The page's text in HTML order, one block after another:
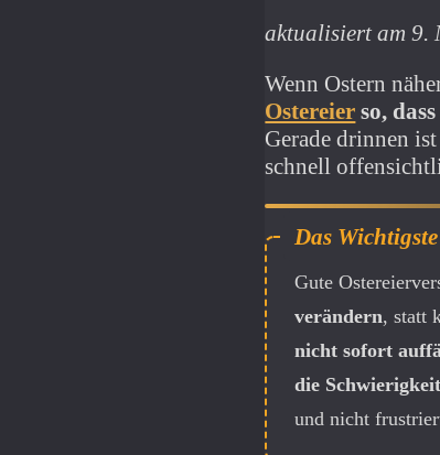
aktualisiert am 9.
Wenn Ostern
Ostereier so,
Gerade drinnen
schnell
Gute
verändern, statt
nicht sofort
die
und nicht